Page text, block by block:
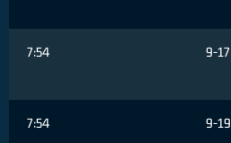
7:54 9-17
7:54 9-19